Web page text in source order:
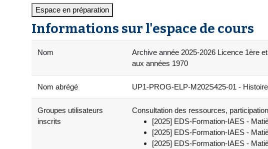
Espace en préparation
Informations sur l'espace de cours
Nom
Archive année 2025-2026 Licence 1ère
aux années 1970
Nom abrégé UP1-PROG-ELP-M202S425-01 -
Groupes utilisateurs
inscrits
Consultation des ressources,
[2025] EDS-Formation-IAES -
[2025] EDS-Formation-IAES -
[2025] EDS-Formation-IAES -